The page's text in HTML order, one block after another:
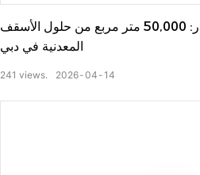
الخيار الموثوق لإعمار: 50,000 متر مربع من حلول الأسقف
المعدنية في دبي
2026 04 14
241 views.